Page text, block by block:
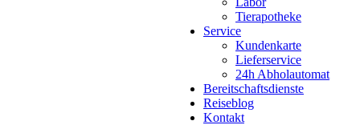
Tierapotheke
Service
Kundenkarte
Lieferservice
24h Abholautomat
Bereitschaftsdienste
Reiseblog
Kontakt